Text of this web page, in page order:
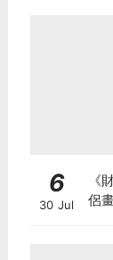
6
30 Jul
《
侶